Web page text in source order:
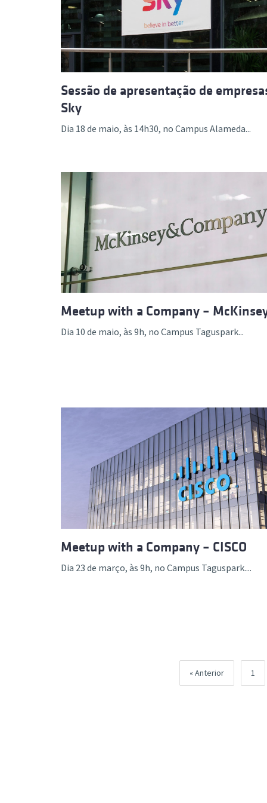
Sessão de apresentação de
Sky
Dia 18 de maio, às 14h30, no Campus Alameda...
Meetup with a Company –
Dia 10 de maio, às 9h, no Campus Taguspark...
Meetup with a Company – CISCO
Dia 23 de março, às 9h, no Campus Taguspark....
Anterior 1